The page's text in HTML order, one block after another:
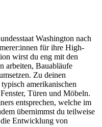
Washington nach
für ihre High-
wirst du eng mit den
arbeiten, Bauabläufe
Zu deinen
amerikanischen
Türen und Möbeln.
entsprechen, welche im
übernimmst du teilweise
Entwicklung von